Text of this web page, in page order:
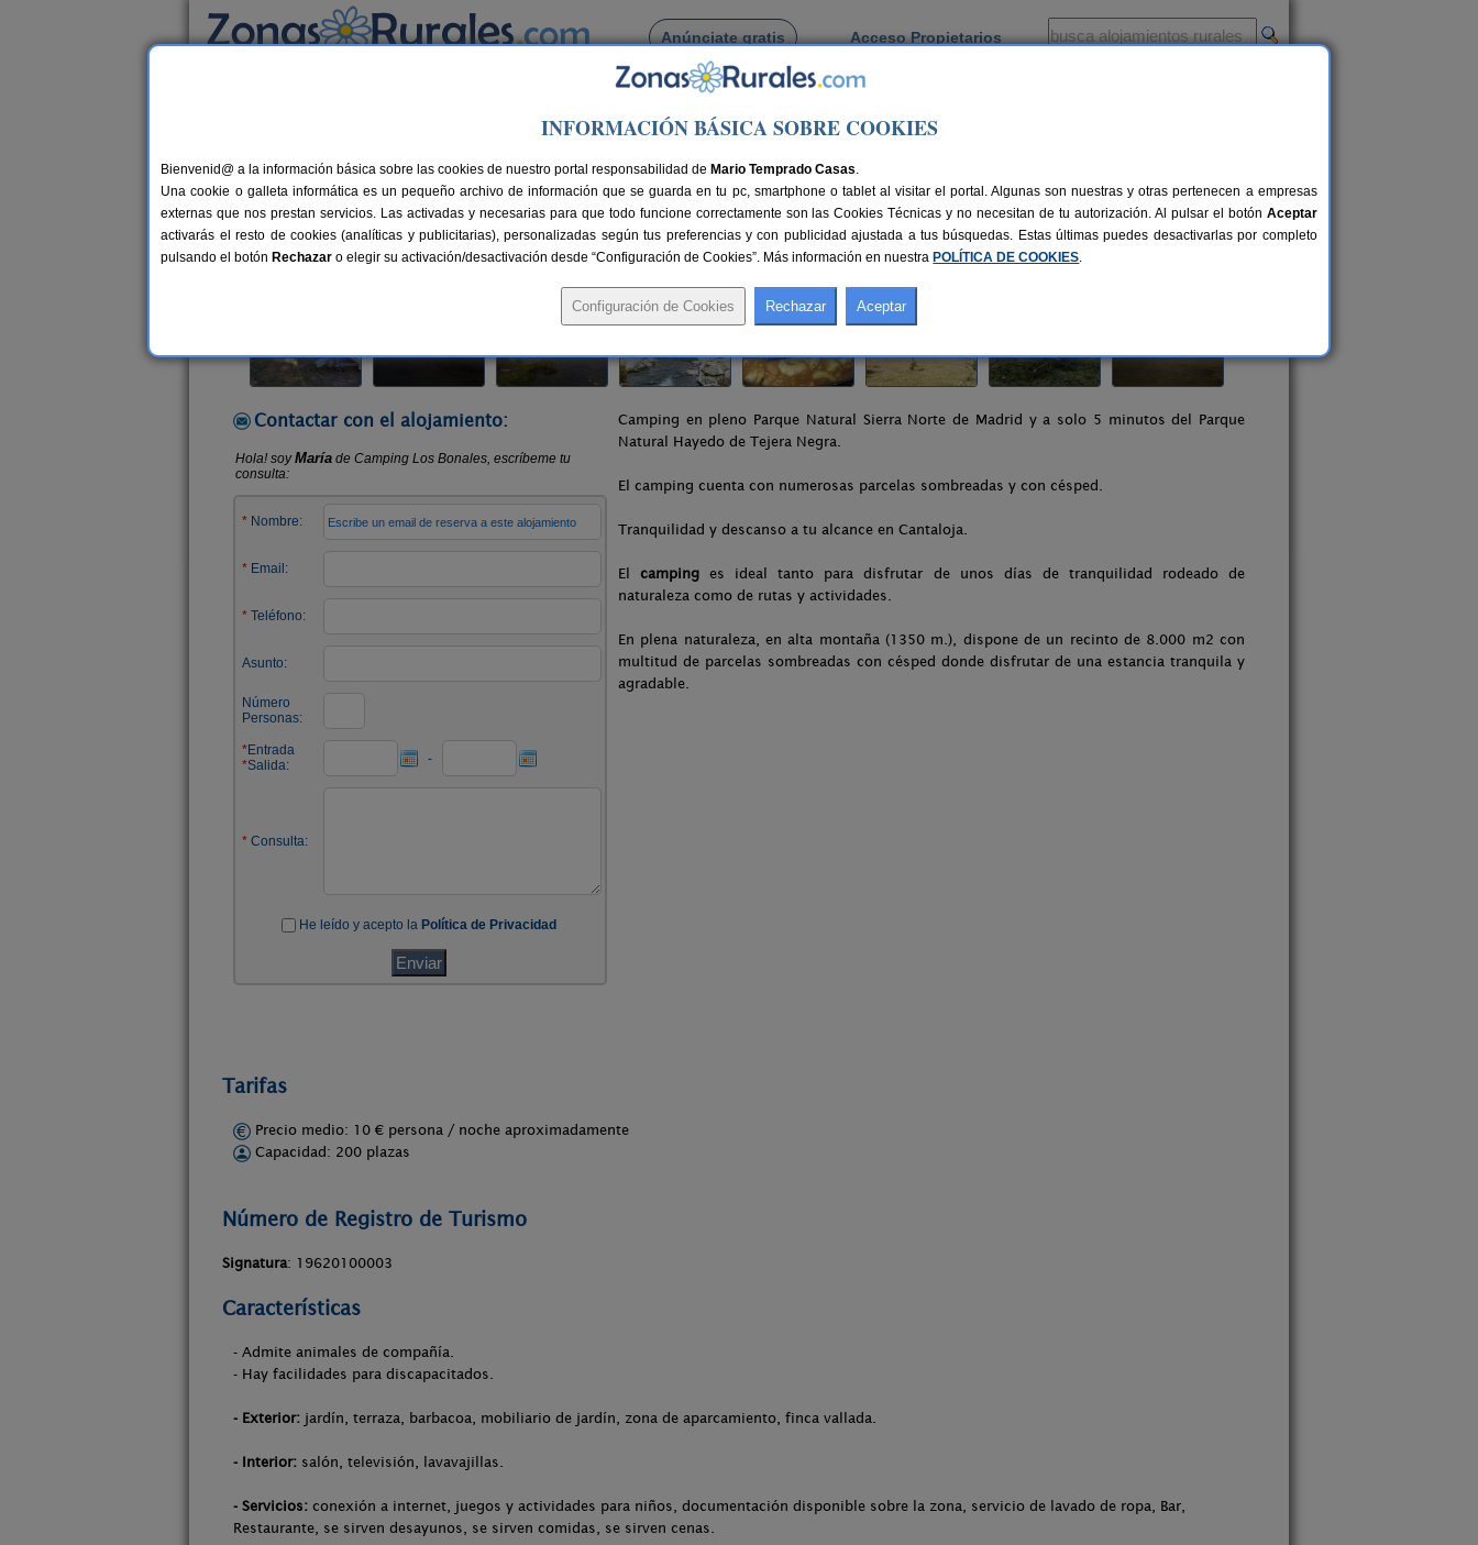
Anúnciate gratis Acceso Propietarios
Busca por pueblo
Cantalojas> Camping Los Bonales
Camping Los Bonales
Camping y Bungalows en Cantalojas (Guadalajara)
Alquiler por habitaciones 200 plazas 97 km de Guadalajara Compartir:
Contactar con el alojamiento:
Camping en pleno Parque Natural Sierra Norte de Madrid y a solo 5 minutos del Parque
Natural Hayedo de Tejera Negra.
El camping cuenta con numerosas parcelas sombreadas y con césped.
Tranquilidad y descanso a tu alcance en Cantaloja.
Elcamping es ideal tanto para disfrutar de unos días de tranquilidad rodeado de
naturaleza como de rutas y actividades.
En plena naturaleza, en alta montaña (1350 m.), dispone de un recinto de 8.000 m2 con
multitud de parcelas sombreadas con césped donde disfrutar de una estancia tranquila y
agradable.
Tarifas
Precio medio: 10 € persona / noche aproximadamente
Capacidad: 200 plazas
Número de Registro de Turismo
Signatura: 19620100003
Características
- Admite animales de compañía.
- Hay facilidades para discapacitados.
- Exterior: jardín, terraza, barbacoa, mobiliario de jardín, zona de aparcamiento, finca vallada.
- Interior: salón, televisión, lavavajillas.
- Servicios: conexión a internet, juegos y actividades para niños, documentación disponible sobre la zona, servicio de lavado de ropa, Bar,
Restaurante, se sirven desayunos, se sirven comidas, se sirven cenas.
INFORMACIÓN BÁSICA SOBRE COOKIES
Bienvenid@ a la información básica sobre las cookies de nuestro portal responsabilidad de Mario Temprado Casas.
Una cookie o galleta informática es un pequeño archivo de información que se guarda en tu pc, smartphone o tablet al visitar el portal. Algunas son nuestras y otras pertenecen a empresas
externas que nos prestan servicios. Las activadas y necesarias para que todo funcione correctamente son las Cookies Técnicas y no necesitan de tu autorización. Al pulsar el botón Aceptar
activarás el resto de cookies (analíticas y publicitarias), personalizadas según tus preferencias y con publicidad ajustada a tus búsquedas. Estas últimas puedes desactivarlas por completo
pulsando el botón Rechazar o elegir su activación/desactivación desde “Configuración de Cookies”. Más información en nuestra POLÍTICA DE COOKIES.